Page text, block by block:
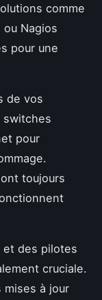
comme
ou Nagios
pour une
de vos
switches
pour
toujours
et des pilotes
cruciale.
à jour